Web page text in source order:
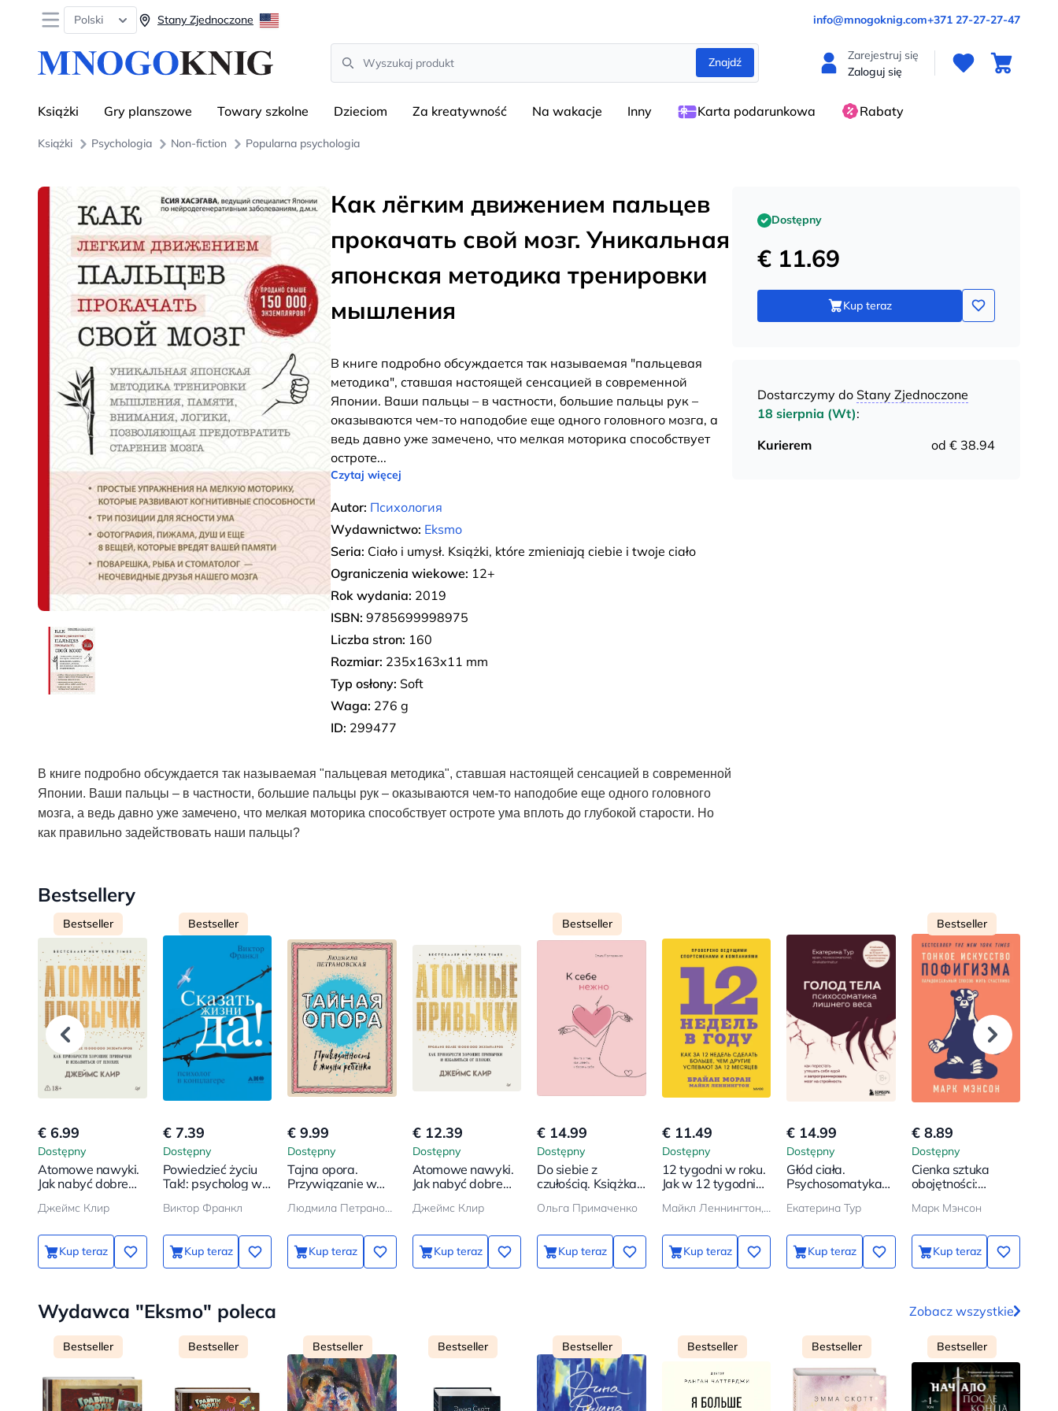
Open menu
Polski Stany Zjednoczone info@mnogoknig.com+371 27-27-27-47
Search
Znajdź
Zarejestruj się
Zaloguj się
Książki Gry planszowe Towary szkolne Dzieciom Za kreatywność Na wakacje Inny Karta podarunkowa Rabaty
Książki Psychologia Non-fiction Popularna psychologia
Как лёгким движением пальцев
прокачать свой мозг. Уникальная
японская методика тренировки
мышления
В книге подробно обсуждается так называемая "пальцевая
методика", ставшая настоящей сенсацией в современной
Японии. Ваши пальцы – в частности, большие пальцы рук –
оказываются чем-то наподобие еще одного головного мозга, а
ведь давно уже замечено, что мелкая моторика способствует
остроте...
Czytaj więcej
Autor: Психология
Wydawnictwo: Eksmo
Seria: Ciało i umysł. Książki, które zmieniają ciebie i twoje ciało
Ograniczenia wiekowe: 12+
Rok wydania: 2019
ISBN: 9785699998975
Liczba stron: 160
Rozmiar: 235x163x11 mm
Typ osłony: Soft
Waga: 276 g
ID: 299477
В книге подробно обсуждается так называемая "пальцевая методика", ставшая настоящей сенсацией в современной
Японии. Ваши пальцы – в частности, большие пальцы рук – оказываются чем-то наподобие еще одного головного
мозга, а ведь давно уже замечено, что мелкая моторика способствует остроте ума вплоть до глубокой старости. Но
как правильно задействовать наши пальцы?
Dostępny
€ 11.69
Kup teraz
Dostarczymy do Stany Zjednoczone
18 sierpnia (Wt):
Kurierem
od € 38.94
Bestsellery
Bestseller
€ 6.99
Dostępny
Atomowe nawyki.
Jak nabyć dobre
złych
Джеймс Клир
Kup teraz
Bestseller
€ 7.39
Dostępny
Powiedzieć życiu
Tak!: psycholog w
koncentracyjnym
Виктор Франкл
Kup teraz
€ 9.99
Dostępny
Tajna opora.
Przywiązanie w
Людмила Петрановская
Kup teraz
€ 12.39
Dostępny
Atomowe nawyki.
Jak nabyć dobre
Джеймс Клир
Kup teraz
Bestseller
€ 14.99
Dostępny
Do siebie z
czułością. Książka
i dbać o siebie
Ольга Примаченко
Kup teraz
€ 11.49
Dostępny
12 tygodni w roku.
Jak w 12 tygodni
inni zdążą w 12
Майкл Леннингтон, Брайан Моран
Kup teraz
€ 14.99
Dostępny
Głód ciała.
Psychosomatyka
przestać pocieszać
zaprogramować
mózg na
szczupłość
Екатерина Тур
Kup teraz
Bestseller
€ 8.89
Dostępny
Cienka sztuka
obojętności:
sposób na to, by
Марк Мэнсон
Kup teraz
Wydawca "Eksmo" poleca Zobacz wszystkie
Bestseller Bestseller Bestseller Bestseller Bestseller Bestseller Bestseller Bestseller